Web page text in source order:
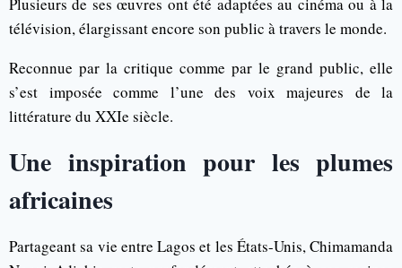
Plusieurs de ses œuvres ont été adaptées au cinéma ou à la
télévision, élargissant encore son public à travers le monde.
Reconnue par la critique comme par le grand public, elle
s’est imposée comme l’une des voix majeures de la
littérature du XXIe siècle.
Une inspiration pour les plumes
africaines
Partageant sa vie entre Lagos et les États-Unis, Chimamanda